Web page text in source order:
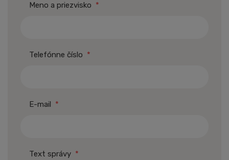
Meno a priezvisko *
Telefónne číslo *
E-mail *
Text správy *